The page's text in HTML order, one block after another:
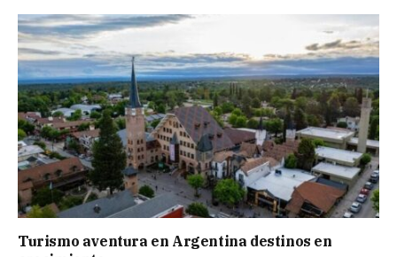
Turismo aventura en Argentina destinos en